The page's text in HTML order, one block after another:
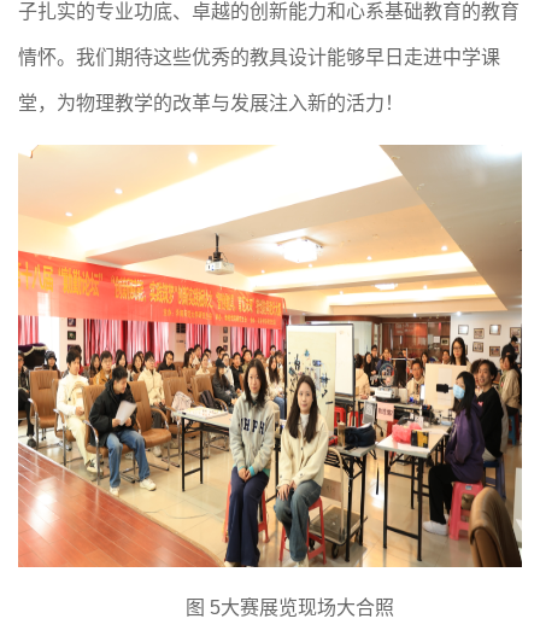
子扎实的专业功底、卓越的创新能力和心系基础教育的教育
情怀。我们期待这些优秀的教具设计能够早日走进中学课
堂，为物理教学的改革与发展注入新的活力！
图 5大赛展览现场大合照